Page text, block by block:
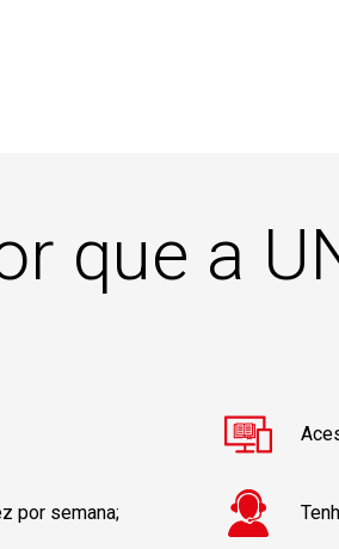
que a
por semana;